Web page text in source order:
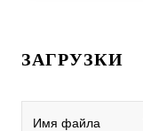
ЗАГРУЗКИ
Имя файла